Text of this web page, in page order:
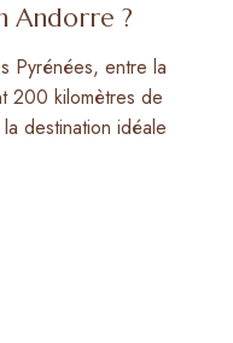
Andorre ?
Pyrénées, entre la
200 kilomètres de
destination idéale